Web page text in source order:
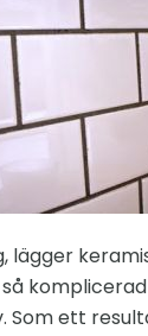
lägger
Som ett